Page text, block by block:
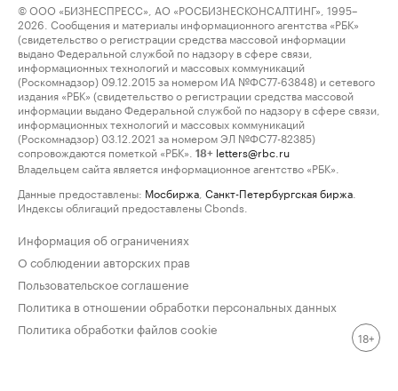
© ООО «БИЗНЕСПРЕСС», АО «РОСБИЗНЕСКОНСАЛТИНГ», 1995–
2026. Сообщения и материалы информационного агентства «РБК»
(свидетельство о регистрации средства массовой информации
выдано Федеральной службой по надзору в сфере связи,
информационных технологий и массовых коммуникаций
(Роскомнадзор) 09.12.2015 за номером ИА №ФС77-63848) и сетевого
издания «РБК» (свидетельство о регистрации средства массовой
информации выдано Федеральной службой по надзору в сфере связи,
информационных технологий и массовых коммуникаций
(Роскомнадзор) 03.12.2021 за номером ЭЛ №ФС77-82385)
сопровождаются пометкой «РБК».
18+ letters@rbc.ru
Владельцем сайта является информационное агентство «РБК».
Данные предоставлены: Мосбиржа Санкт-Петербургская биржа
Индексы облигаций предоставлены Cbonds.
Информация об ограничениях
О соблюдении авторских прав
Пользовательское соглашение
Политика в отношении обработки персональных данных
Политика обработки файлов cookie
18+